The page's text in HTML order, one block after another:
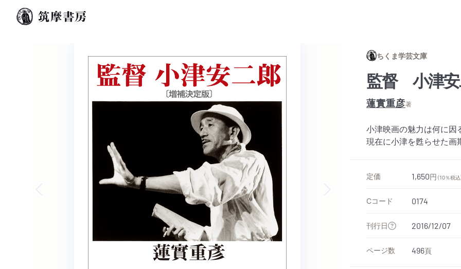
ちくま学芸文庫
監督 小津安
蓮實重彦著
小津映画の魅力は何に因
現在に小津を甦らせた画
定価 1,650円 （10％税込
Cコード 0174
刊行日 2016/12/07
ページ数 496頁